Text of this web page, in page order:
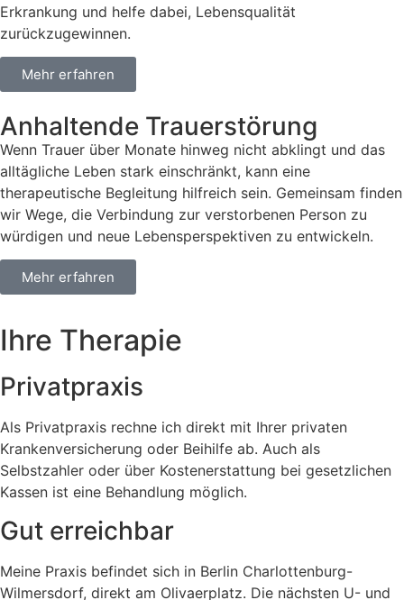
Erkrankung und helfe dabei, Lebensqualität
zurückzugewinnen.
Mehr erfahren
Anhaltende Trauerstörung
Wenn Trauer über Monate hinweg nicht abklingt und das
alltägliche Leben stark einschränkt, kann eine
therapeutische Begleitung hilfreich sein. Gemeinsam finden
wir Wege, die Verbindung zur verstorbenen Person zu
würdigen und neue Lebensperspektiven zu entwickeln.
Mehr erfahren
Ihre Therapie
Privatpraxis
Als Privatpraxis rechne ich direkt mit Ihrer privaten
Krankenversicherung oder Beihilfe ab. Auch als
Selbstzahler oder über Kostenerstattung bei gesetzlichen
Kassen ist eine Behandlung möglich.
Gut erreichbar
Meine Praxis befindet sich in Berlin Charlottenburg-
Wilmersdorf, direkt am Olivaerplatz. Die nächsten U- und